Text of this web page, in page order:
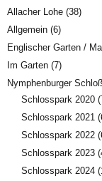
Allacher Lohe (38)
Allgemein (6)
Englischer Garten /
Im Garten (7)
Nymphenburger
Schlosspark 2020
Schlosspark 2021
Schlosspark 2022
Schlosspark 2023
Schlosspark 2024